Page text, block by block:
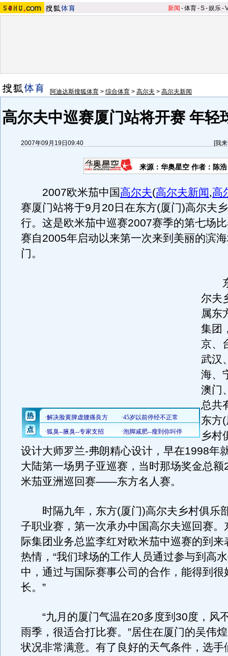
新闻 -体育-S-娱乐-
阿迪达斯搜狐体育 > 综合体育 > 高尔夫 > 高尔夫新闻
高尔夫中巡赛厦门站将开赛 年轻
2007年09月19日09:40 [我
来源：华奥星空 作者：陈浩
2007欧米茄中国高尔夫(高尔夫新闻,高
赛厦门站将于9月20日在东方(厦门)高尔夫
行。这是欧米茄中巡赛2007赛季的第七场
赛自2005年启动以来第一次来到美丽的滨
门。
东
尔夫
属东
集团
京、
武汉
海、
澳门
总共
东方
乡村
设计大师罗兰-弗朗精心设计，早在1998年
大陆第一场男子亚巡赛，当时那场奖金总额
米茄亚洲巡回赛——东方名人赛。
时隔九年，东方(厦门)高尔夫乡村俱乐
子职业赛，第一次承办中国高尔夫巡回赛。
际集团业务总监李红对欧米茄中巡赛的到来
热情，“我们球场的工作人员通过参与到高
中，通过与国际赛事公司的合作，能得到很
长。”
“九月的厦门气温在20多度到30度，风
雨季，很适合打比赛。”居住在厦门的吴伟
状况非常满意。有了良好的天气条件，选手